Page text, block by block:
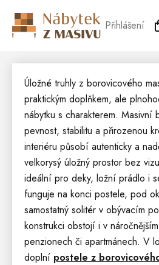
obsah
Přihlášení
Úložné truhly z borovicového
praktickým doplňkem, ale
nábytku s charakterem. Masivní
pevnost, stabilitu a přirozenou
interiéru působí autenticky a
velkorysý úložný prostor bez
ideální pro deky, ložní prádlo i
funguje na konci postele, pod
samostatný solitér v obývacím
konstrukci obstojí i v
penzionech či apartmánech. V
doplní postele z